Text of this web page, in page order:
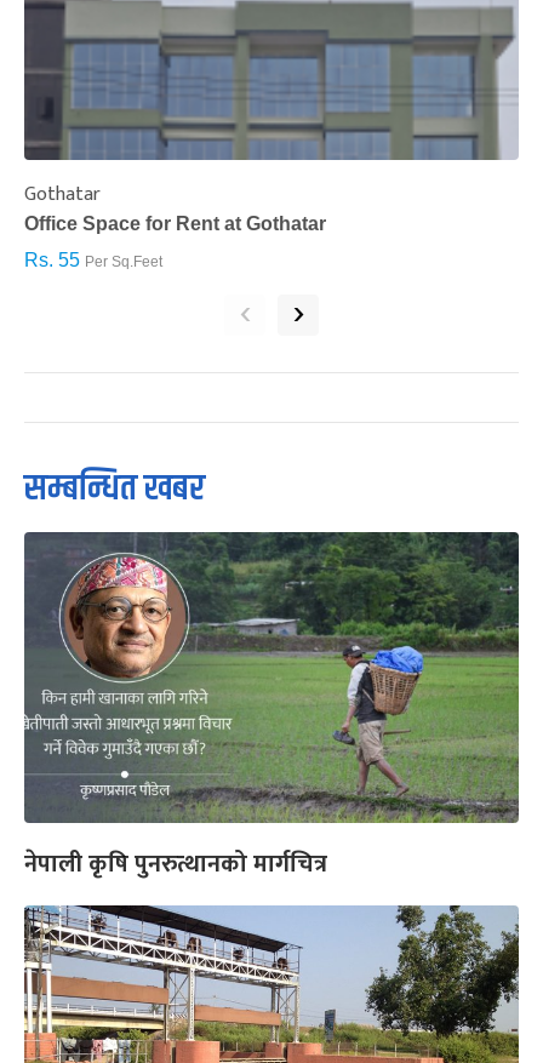
Gothatar
Office Space for Rent at Gothatar
Rs. 55 Per Sq.Feet
‹ ›
सम्बन्धित खबर
नेपाली कृषि पुनरुत्थानको मार्गचित्र